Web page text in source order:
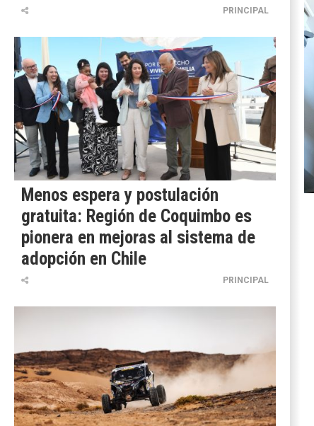
PRINCIPAL
Menos espera y postulación
gratuita: Región de Coquimbo es
pionera en mejoras al sistema de
adopción en Chile
PRINCIPAL